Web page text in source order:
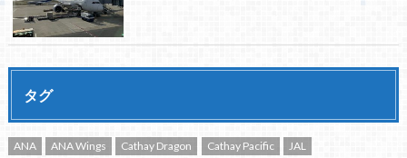
タグ
ANA ANA Wings Cathay Dragon Cathay Pacific JAL